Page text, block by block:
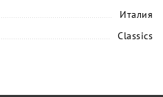
Италия
Classics